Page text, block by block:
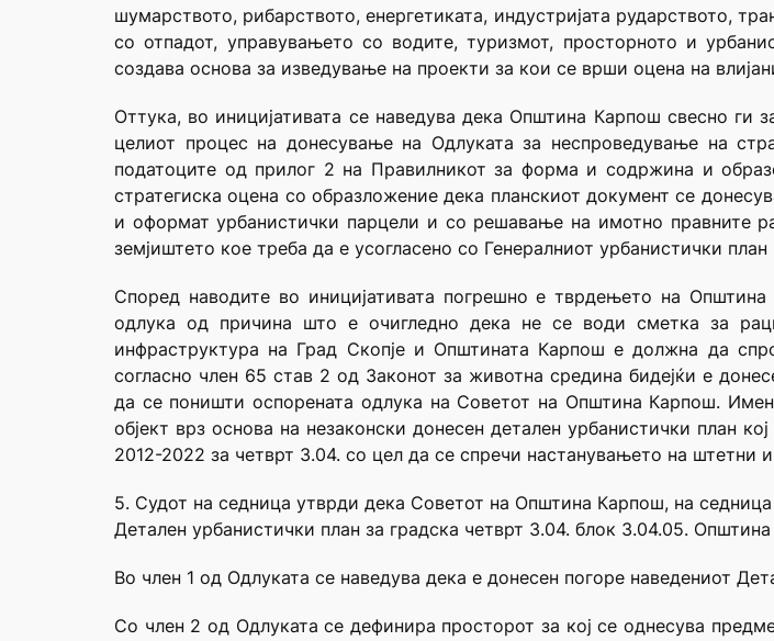
шумарството, рибарството, енергетиката, индустријата рударството,
со отпадот, управувањето со водите, туризмот, просторното и
создава основа за изведување на проекти за кои се врши оцена на
Оттука, во иницијативата се наведува дека Општина Карпош свесно ги
целиот процес на донесување на Одлуката за неспроведување на
податоците од прилог 2 на Правилникот за форма и содржина и
стратегиска оцена со образложение дека планскиот документ се
и оформат урбанистички парцели и со решавање на имотно правните
земјиштето кое треба да е усогласено со Генералниот урбанистички
Според наводите во иницијативата погрешно е тврдењето на
одлука од причина што е очигледно дека не се води сметка за
инфраструктура на Град Скопје и Општината Карпош е должна да
согласно член 65 став 2 од Законот за животна средина бидејќи е
да се поништи оспорената одлука на Советот на Општина Карпош.
објект врз основа на незаконски донесен детален урбанистички план
2012-2022 за четврт З.04. со цел да се спречи настанувањето на штетни
5. Судот на седница утврди дека Советот на Општина Карпош, на
Детален урбанистички план за градска четврт 3.04. блок З.04.05.
Во член 1 од Одлуката се наведува дека е донесен погоре наведениот
Co член 2 од Одлуката се дефинира просторот за кој се однесува